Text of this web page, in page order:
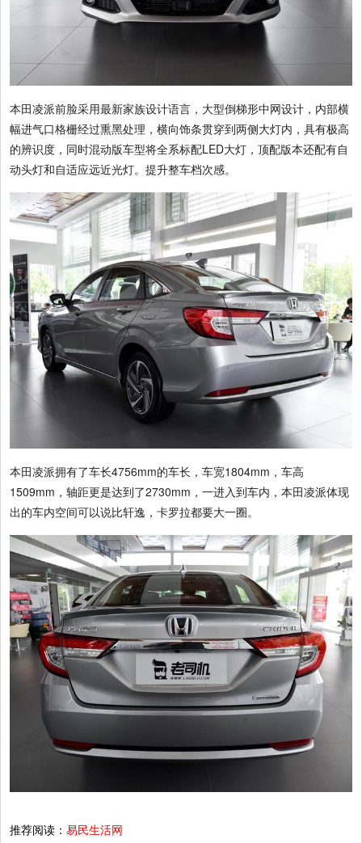
本田凌派前脸采用最新家族设计语言，大型倒梯形中网设计，内部横
幅进气口格栅经过熏黑处理，横向饰条贯穿到两侧大灯内，具有极高
的辨识度，同时混动版车型将全系标配LED大灯，顶配版本还配有自
动头灯和自适应远近光灯。提升整车档次感。
本田凌派拥有了车长4756mm的车长，车宽1804mm，车高
1509mm，轴距更是达到了2730mm，一进入到车内，本田凌派体现
出的车内空间可以说比轩逸，卡罗拉都要大一圈。
推荐阅读：易民生活网